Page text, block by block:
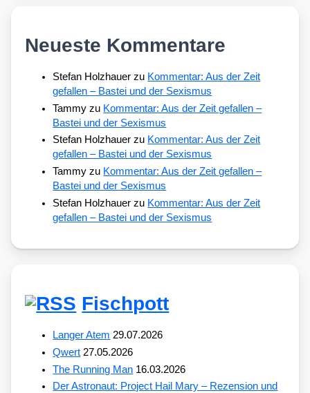
Neueste Kommentare
Stefan Holzhauer zu Kommentar: Aus der Zeit
gefallen – Bastei und der Sexismus
Tammy zu Kommentar: Aus der Zeit gefallen –
Bastei und der Sexismus
Stefan Holzhauer zu Kommentar: Aus der Zeit
gefallen – Bastei und der Sexismus
Tammy zu Kommentar: Aus der Zeit gefallen –
Bastei und der Sexismus
Stefan Holzhauer zu Kommentar: Aus der Zeit
gefallen – Bastei und der Sexismus
Fischpott
Langer Atem 29.07.2026
Qwert 27.05.2026
The Running Man 16.03.2026
Der Astronaut: Project Hail Mary – Rezension und